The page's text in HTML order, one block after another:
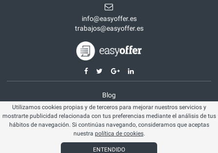
info@easyoffer.es
trabajos@easyoffer.es
Blog
Opiniones
Aviso legal
Política cookies
Utilizamos cookies propias y de terceros para mejorar nuestros servicios y
mostrarte publicidad relacionada con tus preferencias mediante el análisis de tus
hábitos de navegación. Si continúas navegando, consideramos que aceptas
nuestra política de cookies.
ENTENDIDO